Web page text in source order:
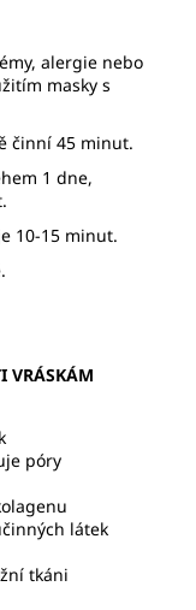
alergie nebo
masky s
činní 45 minut.
1 dne,
10-15 minut.
VRÁSKÁM
póry
látek
tkáni